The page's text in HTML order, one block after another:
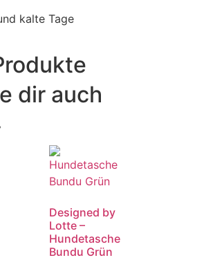
kalte Tage
dir auch
Designed by
Lotte –
Hundetasche
Bundu Grün